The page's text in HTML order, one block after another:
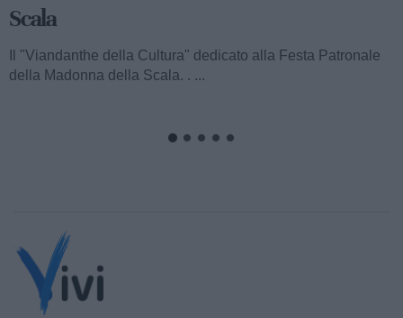
Ecco a voi il terzo speciale del "Viandanthe della Cultura"
dedicato alla Madonna della Scala. Vi porteremo alla
scoperta della "Chiesa...